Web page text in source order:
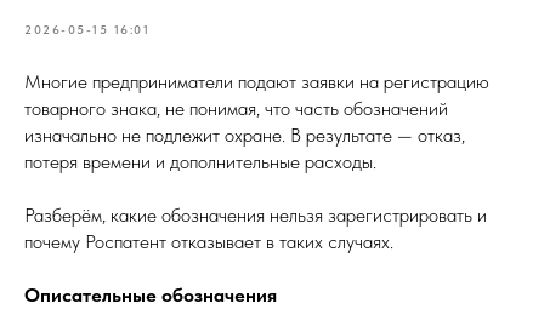
2026-05-15 16:01
Многие предприниматели подают заявки на регистрацию
товарного знака, не понимая, что часть обозначений
изначально не подлежит охране. В результате — отказ,
потеря времени и дополнительные расходы.
Разберём, какие обозначения нельзя зарегистрировать и
почему Роспатент отказывает в таких случаях.
Описательные обозначения